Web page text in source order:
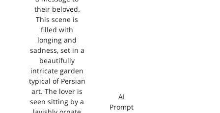
AI
Prompt
their beloved.
This scene is
filled with
longing and
sadness, set in a
beautifully
intricate garden
typical of Persian
art. The lover is
seen sitting by a